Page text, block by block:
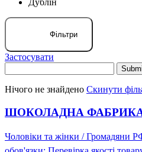
Дублін
Фільтри
Застосувати
Нічого не знайдено Скинути
ШОКОЛАДНА ФАБРИКА Kit-
Чоловіки та жінки / Громадяни РФ, Узбекистану, Таджикистану, Киргизстану Вік